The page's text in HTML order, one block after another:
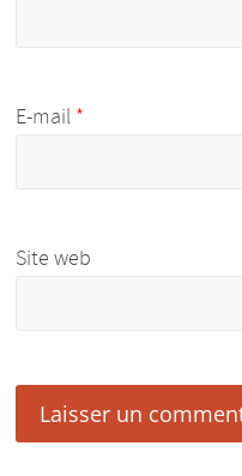
E-mail *
Site web